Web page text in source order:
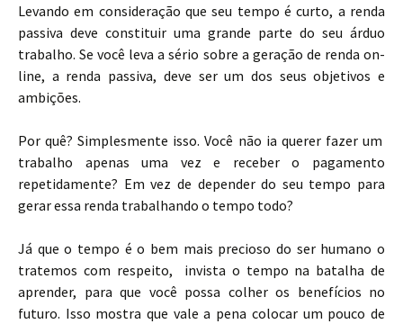
Levando em consideração que seu tempo é curto, a renda
passiva deve constituir uma grande parte do seu árduo
trabalho. Se você leva a sério sobre a geração de renda on-
line, a renda passiva, deve ser um dos seus objetivos e
ambições.
Por quê? Simplesmente isso. Você não ia querer fazer um
trabalho apenas uma vez e receber o pagamento
repetidamente? Em vez de depender do seu tempo para
gerar essa renda trabalhando o tempo todo?
Já que o tempo é o bem mais precioso do ser humano o
tratemos com respeito, invista o tempo na batalha de
aprender, para que você possa colher os benefícios no
futuro. Isso mostra que vale a pena colocar um pouco de